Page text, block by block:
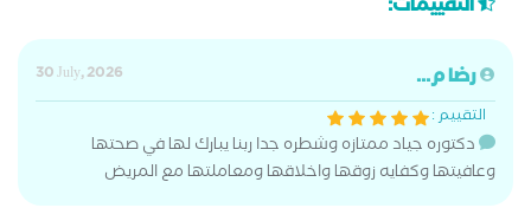
التقييمات:
رضا م...
30 July, 2026
التقييم :
دكتوره جياد ممتازه وشطره جدا ربنا يبارك لها في صحتها
وعافيتها وكفايه زوقها واخلاقها ومعاملتها مع المريض